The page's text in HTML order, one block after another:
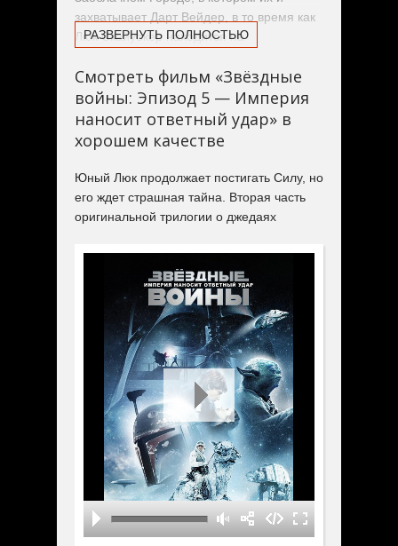
захватывает Дарт Вейдер, в то время как
Люк Скайуокер находится на
Там Мастер - джедай Йода обучает
молодого рыцаря навыкам обретения
скоро ему придется воспользоваться
знаниями старого Мастера: впереди
битва с превосходящими силами
Императора и смертельный поединок с
РАЗВЕРНУТЬ ПОЛНОСТЬЮ
Смотреть фильм «Звёздные
войны: Эпизод 5 — Империя
наносит ответный удар» в
хорошем качестве
Юный Люк продолжает постигать Силу, но
его ждет страшная тайна. Вторая часть
оригинальной трилогии о джедаях